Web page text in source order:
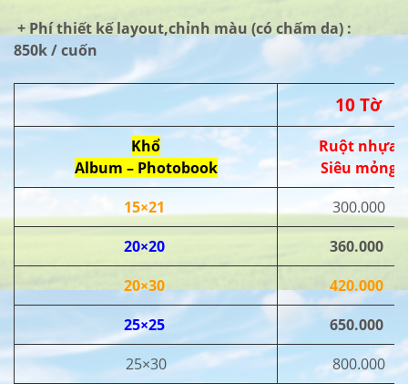
+ Phí thiết kế layout,chỉnh màu (có chấm da) :
850k / cuốn
10 Tờ
Khổ
Album – Photobook
Ruột nhựa
Siêu mỏng
15×21
300.000
20×20
360.000
20×30
420.000
25×25
650.000
25×30
800.000